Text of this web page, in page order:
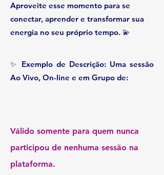
Aproveite esse momento para se
conectar, aprender e transformar sua
energia no seu próprio tempo. 💫
✨ Exemplo de Descrição: Uma sessão
Ao Vivo, On-line e em Grupo de:
Válido somente para quem nunca
participou de nenhuma sessão na
plataforma.